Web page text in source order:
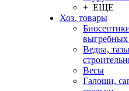
+ ЕЩЕ
Хоз. товары
Ведра, тазы
Весы
Галоши,